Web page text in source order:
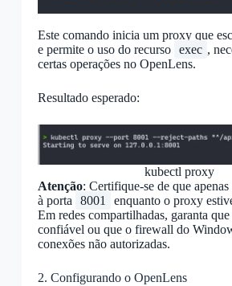
Este comando inicia um proxy que
e permite o uso do recurso exec ,
certas operações no OpenLens.
Resultado esperado:
kubectl proxy
Atenção: Certifique-se de que apenas
à porta
8001
enquanto o proxy
Em redes compartilhadas, garanta que
confiável ou que o firewall do
conexões não autorizadas.
2. Configurando o OpenLens